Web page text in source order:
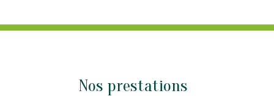
Nos prestations